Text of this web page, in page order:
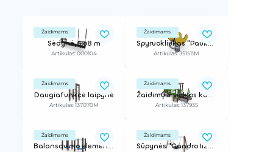
Žaidimams
Sėdynė, 1,68 m
Artikulas: 000104
Žaidimams
Spyruokliukas "Paukštukas"
Artikulas: J51511M
Žaidimams
Daugiafunkcė laipynė
Artikulas: 137070M
Žaidimams
Žaidimų ir veiklos kompleksas
Artikulas: 137935
Žaidimams
Balansavimo elementas
Žaidimams
Sūpynės "Gandro lizdas" (su sėdyne)